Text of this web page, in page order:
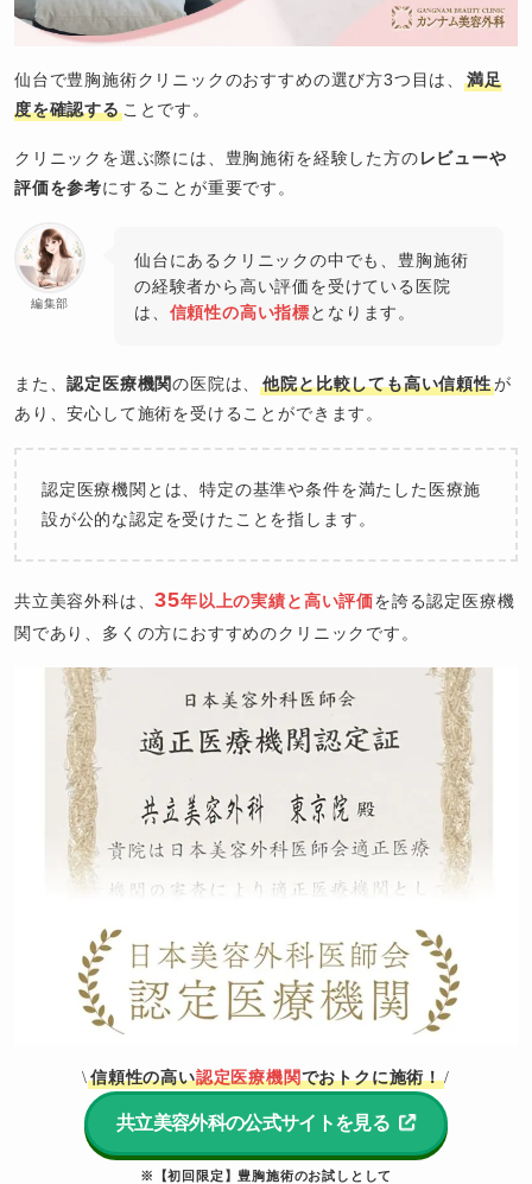
仙台で豊胸施術クリニックのおすすめの選び方3つ目は、
満足
度を確認することです。
クリニックを選ぶ際には、豊胸施術を経験した方のレビューや
評価を参考にすることが重要です。
編集部
仙台にあるクリニックの中でも、豊胸施術
の経験者から高い評価を受けている医院
は、 信頼性の高い指標となります。
また、認定医療機関の医院は、他院と比較しても高い信頼性が
あり、安心して施術を受けることができます。
認定医療機関とは、特定の基準や条件を満たした医療施
設が公的な認定を受けたことを指します。
共立美容外科は、35年以上の実績と高い評価を誇る認定医療機
関であり、多くの方におすすめのクリニックです。
\信頼性の高い認定医療機関でおトクに施術！/
共立美容外科の公式サイトを見る
※【初回限定】豊胸施術のお試しとして